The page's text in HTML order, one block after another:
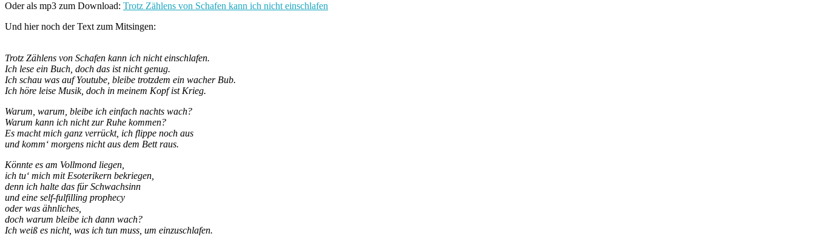
Oder als mp3 zum Download: Trotz Zählens von Schafen kann ich nicht einschlafen
Und hier noch der Text zum Mitsingen:
Trotz Zählens von Schafen kann ich nicht einschlafen.
Ich lese ein Buch, doch das ist nicht genug.
Ich schau was auf Youtube, bleibe trotzdem ein wacher Bub.
Ich höre leise Musik, doch in meinem Kopf ist Krieg.
Warum, warum, bleibe ich einfach nachts wach?
Warum kann ich nicht zur Ruhe kommen?
Es macht mich ganz verrückt, ich flippe noch aus
und komm‘ morgens nicht aus dem Bett raus.
Könnte es am Vollmond liegen,
ich tu‘ mich mit Esoterikern bekriegen,
denn ich halte das für Schwachsinn
und eine self-fulfilling prophecy
oder was ähnliches,
doch warum bleibe ich dann wach?
Ich weiß es nicht, was ich tun muss, um einzuschlafen.